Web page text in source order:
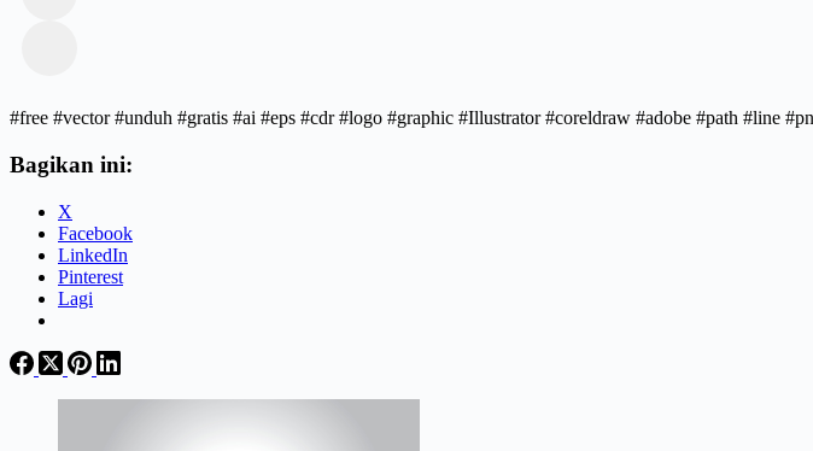
#free #vector #unduh #gratis #ai #eps #cdr #logo #graphic #Illustrator #coreldraw #adobe #path #line
Bagikan ini:
X
Facebook
LinkedIn
Pinterest
Lagi